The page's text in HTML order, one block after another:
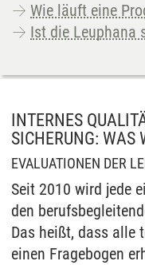
Wie läuft eine
Ist die Leuphana
INTERNES
SICHERUNG: WAS
EVALUATIONEN DER
Seit 2010 wird jede
den
Das heißt, dass alle
einen Fragebogen